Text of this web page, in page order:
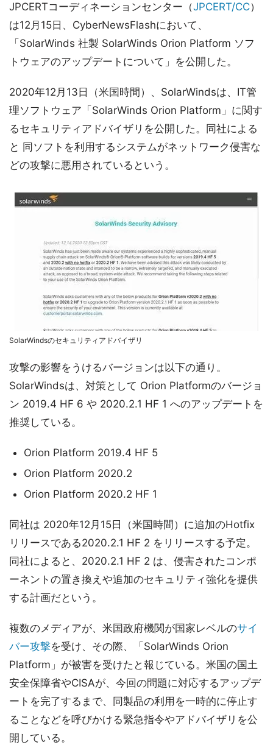
JPCERTコーディネーションセンター（JPCERT/CC）
は12月15日、CyberNewsFlashにおいて、
「SolarWinds 社製 SolarWinds Orion Platform ソフ
トウェアのアップデートについて」を公開した。
2020年12月13日（米国時間）、SolarWindsは、IT管
理ソフトウェア「SolarWinds Orion Platform」に関す
るセキュリティアドバイザリを公開した。同社による
と 同ソフトを利用するシステムがネットワーク侵害な
どの攻撃に悪用されているという。
SolarWindsのセキュリティアドバイザリ
攻撃の影響をうけるバージョンは以下の通り。
SolarWindsは、対策として Orion Platformのバージョ
ン 2019.4 HF 6 や 2020.2.1 HF 1 へのアップデートを
推奨している。
Orion Platform 2019.4 HF 5
Orion Platform 2020.2
Orion Platform 2020.2 HF 1
同社は 2020年12月15日（米国時間）に追加のHotfix
リリースである2020.2.1 HF 2 をリリースする予定。
同社によると、2020.2.1 HF 2 は、侵害されたコンポ
ーネントの置き換えや追加のセキュリティ強化を提供
する計画だという。
複数のメディアが、米国政府機関が国家レベルのサイ
バー攻撃を受け、その際、「SolarWinds Orion
Platform」が被害を受けたと報じている。米国の国土
安全保障省やCISAが、今回の問題に対応するアップデ
ートを完了するまで、同製品の利用を一時的に停止す
ることなどを呼びかける緊急指令やアドバイザリを公
開している。